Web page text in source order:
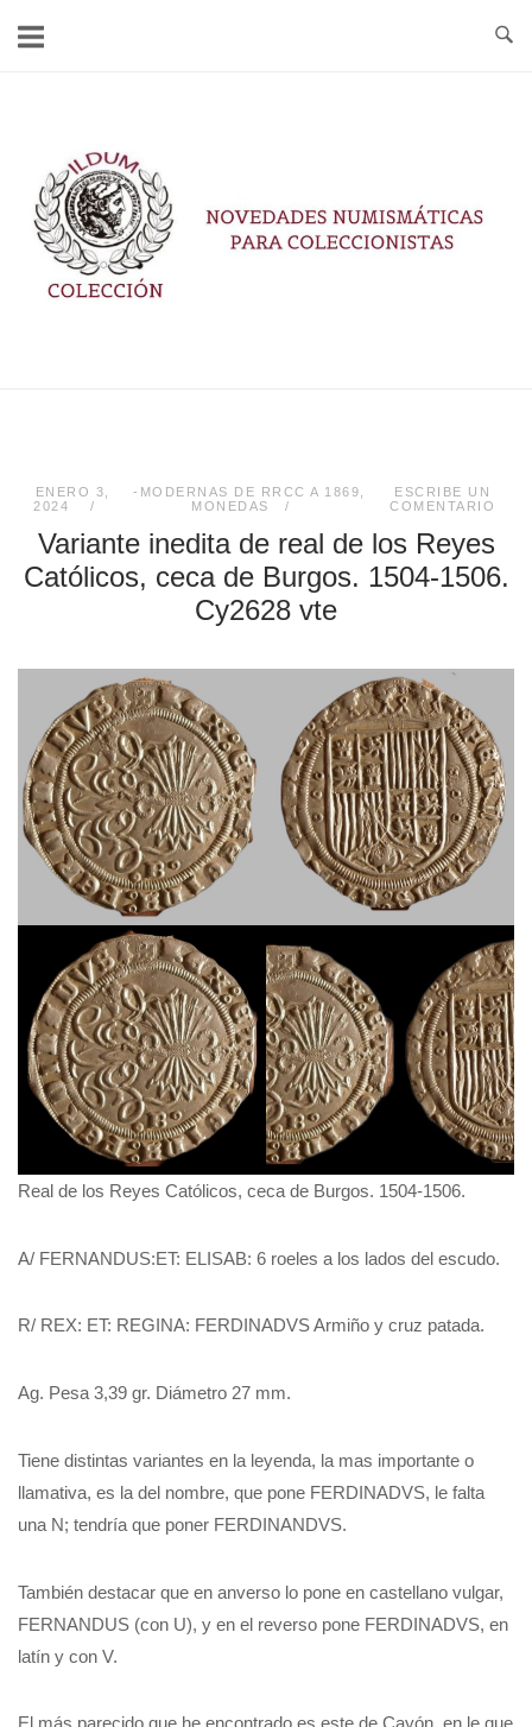
ENERO 3,
2024
-MODERNAS DE RRCC A 1869
MONEDAS
ESCRIBE UN
COMENTARIO
Variante inedita de real de los Reyes
Católicos, ceca de Burgos. 1504-1506.
Cy2628 vte
Real de los Reyes Católicos, ceca de Burgos. 1504-1506.
A/ FERNANDUS:ET: ELISAB: 6 roeles a los lados del escudo.
R/ REX: ET: REGINA: FERDINADVS Armiño y cruz patada.
Ag. Pesa 3,39 gr. Diámetro 27 mm.
Tiene distintas variantes en la leyenda, la mas importante o
llamativa, es la del nombre, que pone FERDINADVS, le falta
una N; tendría que poner FERDINANDVS.
También destacar que en anverso lo pone en castellano vulgar,
FERNANDUS (con U), y en el reverso pone FERDINADVS, en
latín y con V.